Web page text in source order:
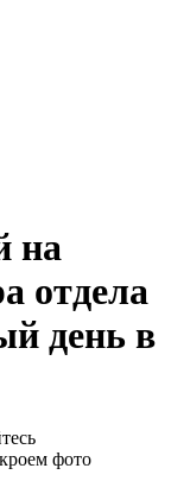
на
отдела
день в
фото